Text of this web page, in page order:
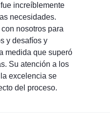
increíblemente
necesidades.
nosotros para
y desafíos y
medida que superó
Su atención a los
excelencia se
del proceso.